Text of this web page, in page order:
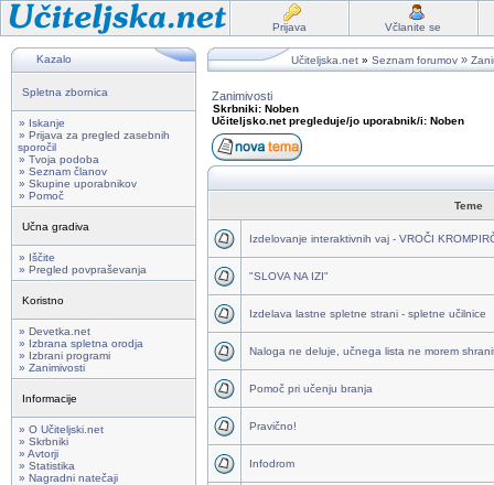
Prijava Včlanite se
Kazalo
Spletna zbornica
» Iskanje
» Prijava za pregled zasebnih
sporočil
» Tvoja podoba
» Seznam članov
» Skupine uporabnikov
» Pomoč
Učna gradiva
» Iščite
» Pregled povpraševanja
Koristno
» Devetka.net
» Izbrana spletna orodja
» Izbrani programi
» Zanimivosti
Informacije
» O Učiteljski.net
» Skrbniki
» Avtorji
» Statistika
» Nagradni natečaji
Učiteljska.net » Seznam forumov »
Zanimivosti
Skrbniki: Noben
Učiteljsko.net pregleduje/jo uporabnik/i: Noben
Teme
Izdelovanje interaktivnih vaj - VROČI
"SLOVA NA IZI"
Izdelava lastne spletne strani - spletne učilnice
Naloga ne deluje, učnega lista ne morem
Pomoč pri učenju branja
Pravično!
Infodrom